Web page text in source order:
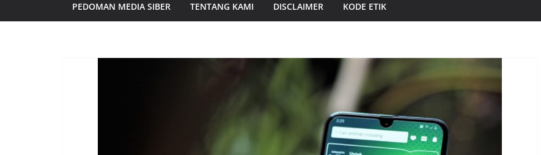
PEDOMAN MEDIA SIBER TENTANG KAMI DISCLAIMER KODE ETIK